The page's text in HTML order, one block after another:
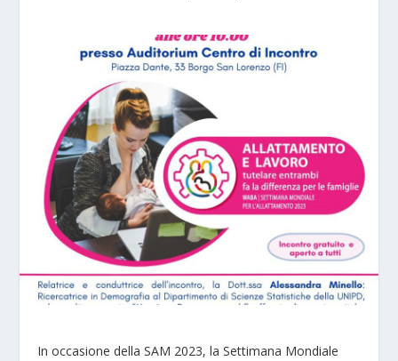
In occasione della SAM 2023, la Settimana Mondiale